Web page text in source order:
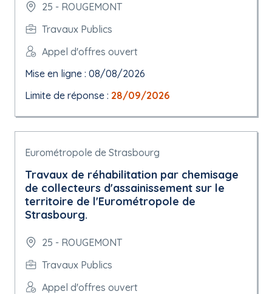
25 - ROUGEMONT
Travaux Publics
Appel d'offres ouvert
Mise en ligne : 08/08/2026
Limite de réponse : 28/09/2026
Eurométropole de Strasbourg
Travaux de réhabilitation par chemisage
de collecteurs d'assainissement sur le
territoire de l'Eurométropole de
Strasbourg.
25 - ROUGEMONT
Travaux Publics
Appel d'offres ouvert